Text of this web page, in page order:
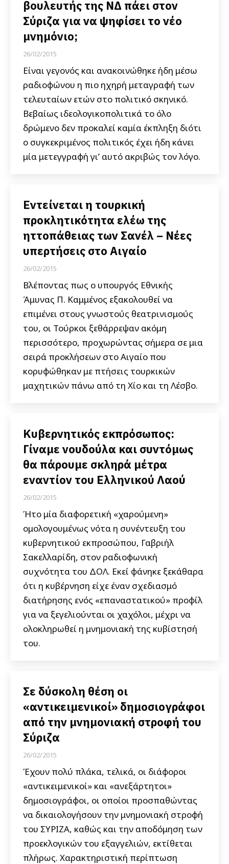
βουλευτής της ΝΔ πάει στον
Σύριζα για να ψηφίσει το νέο
μνημόνιο;
26/02/2015
Είναι γεγονός και ανακοινώθηκε ήδη μέσω
ραδιοφώνου η πιο ηχηρή μεταγραφή των
τελευταίων ετών στο πολιτικό σκηνικό.
Βεβαίως ιδεολογικοπολιτικά το όλο
δρώμενο δεν προκαλεί καμία έκπληξη διότι
ο συγκεκριμένος πολιτικός έχει ήδη κάνει
μία μετεγγραφή γι’ αυτό ακριβώς τον λόγο.
Εντείνεται η τουρκική
προκλητικότητα ελέω της
ηττοπάθειας των Σανέλ – Νέες
υπερτήσεις στο Αιγαίο
26/02/2015
Βλέποντας πως ο υπουργός Εθνικής
Άμυνας Π. Καμμένος εξακολουθεί να
επιμένει στους γνωστούς θεατρινισμούς
του, οι Τούρκοι ξεθάρρεψαν ακόμη
περισσότερο, προχωρώντας σήμερα σε μια
σειρά προκλήσεων στο Αιγαίο που
κορυφώθηκαν με πτήσεις τουρκικών
μαχητικών πάνω από τη Χίο και τη Λέσβο.
Κυβερνητικός εκπρόσωπος:
Γίναμε νουδούλα και συντόμως
θα πάρουμε σκληρά μέτρα
εναντίον του Ελληνικού Λαού
26/02/2015
Ήτο μία διαφορετική «χαρούμενη»
ομολογουμένως νότα η συνέντευξη του
κυβερνητικού εκπροσώπου, Γαβριήλ
Σακελλαρίδη, στον ραδιοφωνική
συχνότητα του ΔΟΛ. Εκεί φάνηκε ξεκάθαρα
ότι η κυβέρνηση είχε έναν σχεδιασμό
διατήρησης ενός «επαναστατικού» προφίλ
για να ξεγελιούνται οι χαχόλοι, μέχρι να
ολοκληρωθεί η μνημονιακή της κυβίστησή
του.
Σε δύσκολη θέση οι
«αντικειμενικοί» δημοσιογράφοι
από την μνημονιακή στροφή του
Σύριζα
26/02/2015
Έχουν πολύ πλάκα, τελικά, οι διάφοροι
«αντικειμενικοί» και «ανεξάρτητοι»
δημοσιογράφοι, οι οποίοι προσπαθώντας
να δικαιολογήσουν την μνημονιακή στροφή
του ΣΥΡΙΖΑ, καθώς και την αποδόμηση των
προεκλογικών του εξαγγελιών, εκτίθεται
πλήρως. Χαρακτηριστική περίπτωση